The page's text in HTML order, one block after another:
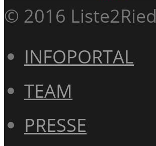
© 2016 Liste2Ried
INFOPORTAL
TEAM
PRESSE